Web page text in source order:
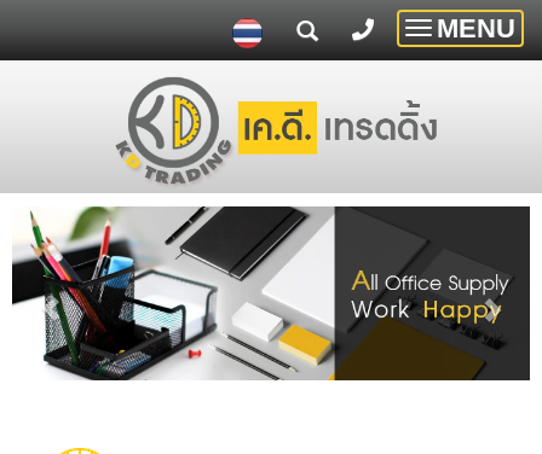
Toggle
MENU